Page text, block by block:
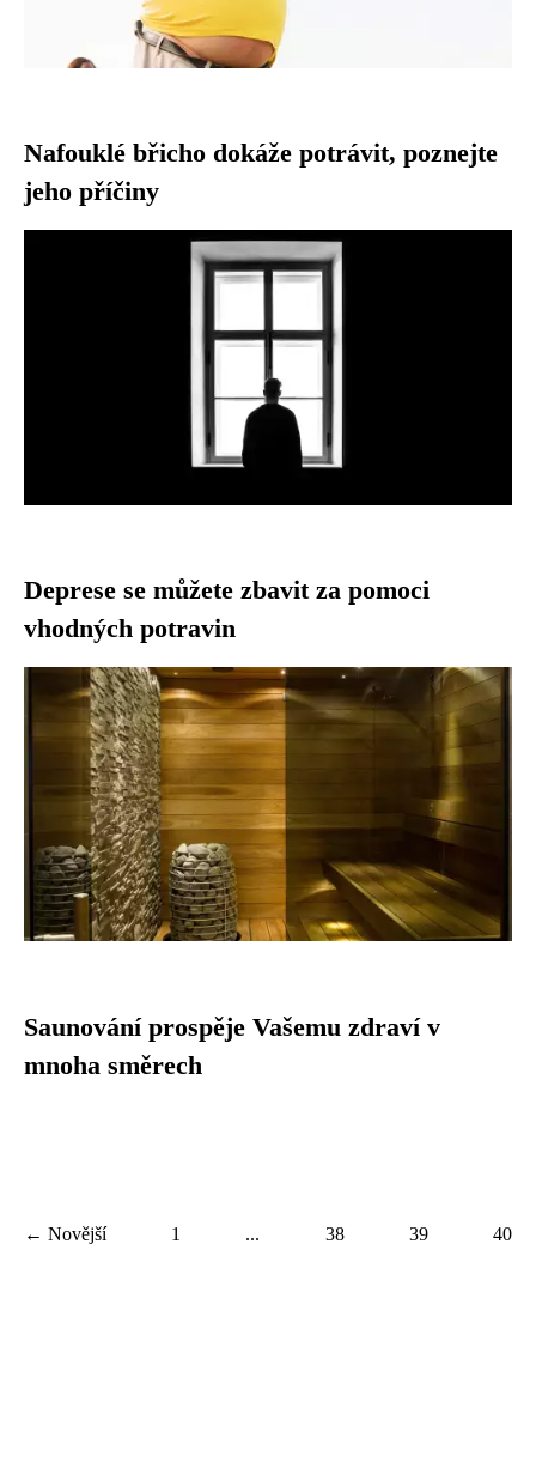
Nafouklé břicho dokáže potrávit, poznejte
jeho příčiny
Deprese se můžete zbavit za pomoci
vhodných potravin
Saunování prospěje Vašemu zdraví v
mnoha směrech
← Novější 1 ... 38 39 40